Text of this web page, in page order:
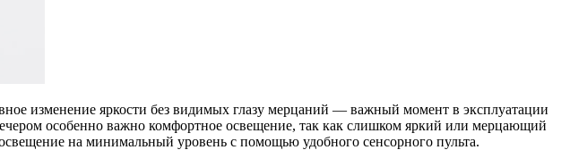
изменение яркости без видимых глазу мерцаний — важный момент в эксплуатации
особенно важно комфортное освещение, так как слишком яркий или мерцающий
на минимальный уровень с помощью удобного сенсорного пульта.